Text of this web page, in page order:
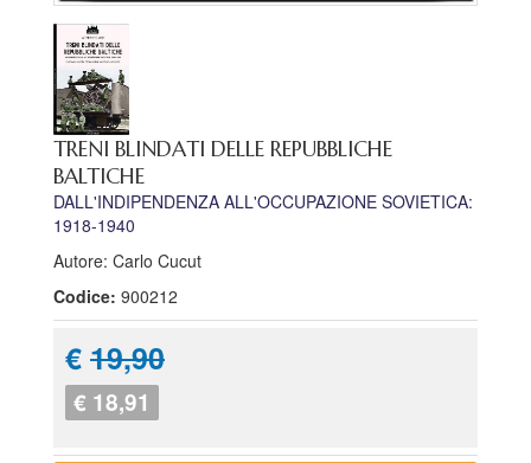
TRENI BLINDATI DELLE REPUBBLICHE
BALTICHE
DALL'INDIPENDENZA ALL'OCCUPAZIONE SOVIETICA:
1918-1940
Autore: Carlo Cucut
Codice: 900212
€19,90
€ 18,91